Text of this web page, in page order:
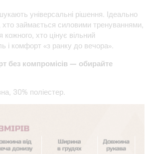
універсальні рішення. Ідеально
хто займається силовими тренуваннями,
кожного, хто цінує вільний
і комфорт «з ранку до вечора».
без компромісів — обирайте
30% поліестер.